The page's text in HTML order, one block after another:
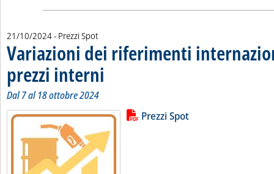
21/10/2024- Prezzi Spot
Variazioni dei riferimenti
prezzi interni
Dal 7 al 18 ottobre 2024
Leggi tutta la notizia:
Lista allegati PDF alla notizia
Prezzi Spot